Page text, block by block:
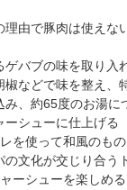
理由で豚肉は使えな
ゲバブの味を取り入
椒などで味を整え、
み、約65度のお湯に
シューに仕上げる
を使って和風のもの
の文化が交じり合う
ーシューを楽しめ